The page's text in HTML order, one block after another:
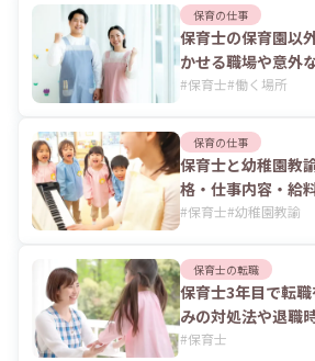
保育の仕事
保育士の保育園以
かせる職場や意外
#保育士#働く場所
保育の仕事
保育士と幼稚園教
格・仕事内容・給
#保育士#幼稚園教諭
保育士の転職
保育士3年目で転職
みの対処法や退職
#保育士